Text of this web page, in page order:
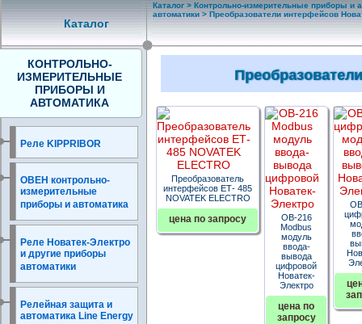
Каталог
КОНТРОЛЬНО-
ИЗМЕРИТЕЛЬНЫЕ
ПРИБОРЫ И
АВТОМАТИКА
Реле KIPPRIBOR
ОВЕН контрольно-
измерительные
приборы и автоматика
Реле Новатек-Электро
и другие приборы
автоматики
Релейная защита и
автоматика Line Energy
Каталог>Контрольно-измерительные приборы и
автоматики> Преобразователи интерфейсов
Преобразователь
интерфейсов ЕТ- 485
NOVATEK ELECTRO
цена по запросу
OB-216
Modbus
модуль
ввода-
вывода
цифровой
Новатек-
Электро
цена по
запросу